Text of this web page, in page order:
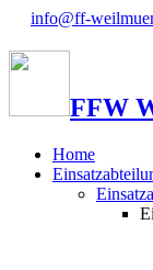
info@ff-
FFW
Home